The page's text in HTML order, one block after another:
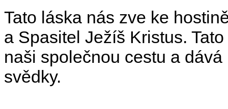
Tato láska nás zve ke
a Spasitel Ježíš Kristus.
naši společnou cestu a
svědky.